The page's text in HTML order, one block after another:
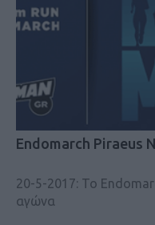
Endomarch Piraeus
20-5-2017: Το
αγώνα